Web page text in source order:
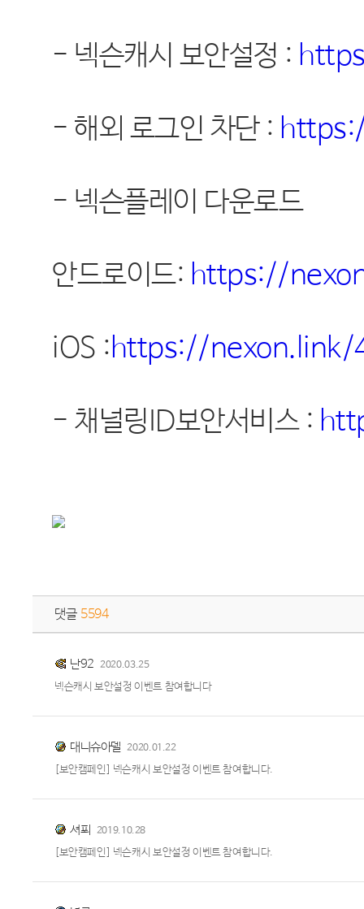
- 넥슨캐시 보안설정 :
- 해외 로그인 차단:
- 넥슨플레이 다운로드
안드로이드: https://
iOS :https://nexon.link/
- 채널링ID보안서비스:
댓글 5594
난92 2020.03.25
넥슨캐시 보안설정 이벤트 참여합니다
대니슈아델 2020.01.22
[보안캠페인] 넥슨캐시 보안설정 이벤트 참여합니다.
셔푀 2019.10.28
[보안캠페인] 넥슨캐시 보안설정 이벤트 참여합니다.